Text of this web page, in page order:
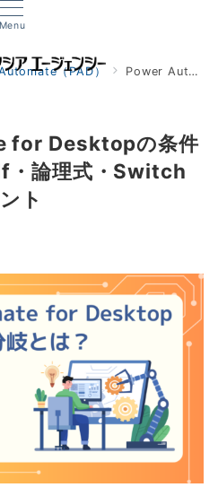
Menu
（PAD） Power Automate for Desktopの条件分岐を徹底解説｜If・論理式・Switchの使い分けとポイント
for Desktopの条件
・論理式・Switch
ト